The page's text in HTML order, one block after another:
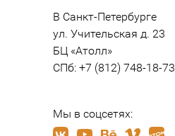
В Санкт-Петербурге
ул. Учительская д. 23
БЦ «Атолл»
СПб: +7 (812) 748-18-73
Мы в соцсетях: